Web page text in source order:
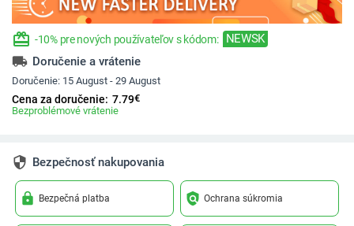
redeem -10% pre nových používateľov s kódom: NEWSK
local_shipping Doručenie a vrátenie
Doručenie: 15 August - 29 August
Cena za doručenie: 7.79€
Bezproblémové vrátenie
security Bezpečnosť nakupovania
lock Bezpečná platba policy Ochrana súkromia